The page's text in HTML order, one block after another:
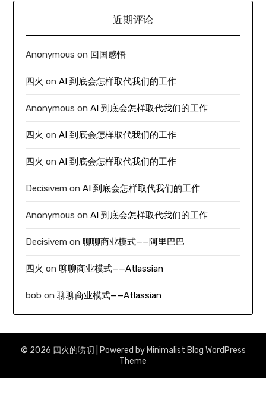
近期评论
Anonymous on 回国感悟
四火 onAI 到底会怎样取代我们的工作
Anonymous onAI 到底会怎样取代我们的工作
四火 onAI 到底会怎样取代我们的工作
四火 onAI 到底会怎样取代我们的工作
Decisivem onAI 到底会怎样取代我们的工作
Anonymous onAI 到底会怎样取代我们的工作
Decisivem on聊聊商业模式——阿里巴巴
四火 on聊聊商业模式——Atlassian
bob on聊聊商业模式——Atlassian
© 2026 四火的唠叨 | Powered by Minimalist Blog WordPress
Theme